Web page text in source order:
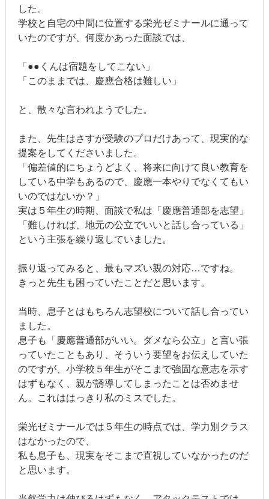
した。
学校と自宅の中間に位置する栄光ゼミナールに通って
いたのですが、何度かあった面談では、
「●●くんは宿題をしてこない」
「このままでは、慶應合格は難しい」
と、散々な言われようでした。
また、先生はさすが受験のプロだけあって、現実的な
提案をしてくださいました。
「偏差値的にちょうどよく、将来に向けて良い教育を
している中学もあるので、慶應一本やりでなくてもい
いのではないか？」
実は５年生の時期、面談で私は「慶應普通部を志望」
「難しければ、地元の公立でいいと話し合っている」
という主張を繰り返していました。
振り返ってみると、最もマズい親の対応…ですね。
きっと先生も困っていたことだと思います。
当時、息子とはもちろん志望校について話し合ってい
ました。
息子も「慶應普通部がいい。ダメなら公立」と言い張
っていたこともあり、そういう要望をお伝えしていた
のですが、小学校５年生がそこまで強固な意志を示す
はずもなく、親が誘導してしまったことは否めませ
ん。これははっきり私のミスでした。
栄光ゼミナールでは５年生の時点では、学力別クラス
はなかったので、
私も息子も、現実をそこまで直視していなかったのだ
と思います。